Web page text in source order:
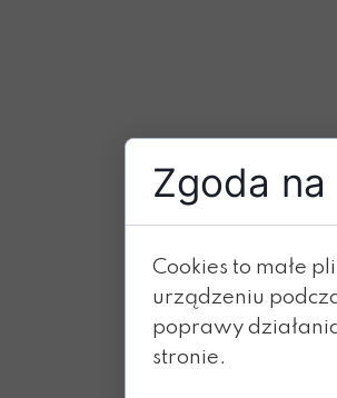
Zgoda
Cookies to małe
urządzeniu
poprawy
stronie.